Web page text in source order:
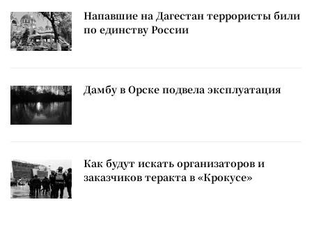
Напавшие на Дагестан террористы били
по единству России
Дамбу в Орске подвела эксплуатация
Как будут искать организаторов и
заказчиков теракта в «Крокусе»